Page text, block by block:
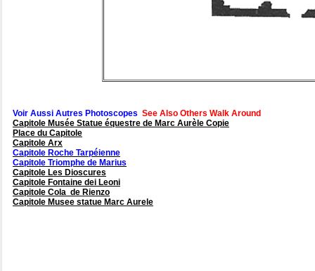
Voir Aussi Autres Photoscopes See Also Others Walk Around
Capitole Musée Statue équestre de Marc Aurèle Copie
Place du Capitole
Capitole Arx
Capitole Roche Tarpéienne
Capitole Triomphe de Marius
Capitole Les Dioscures
Capitole Fontaine dei Leoni
Capitole Cola de Rienzo
Capitole Musee statue Marc Aurele